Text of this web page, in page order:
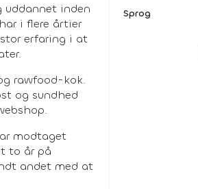
uddannet inden
i flere årtier
erfaring i at
rawfood-kok.
og sundhed
modtaget
to år på
andet med at
Sprog